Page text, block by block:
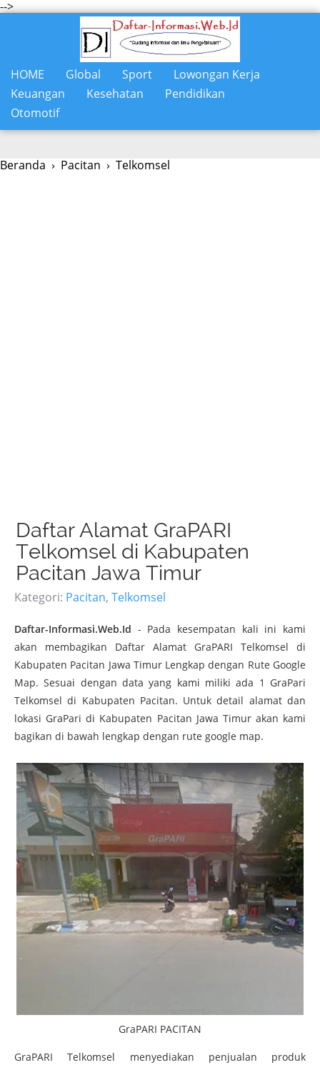
-->
HOME Global Sport
Lowongan Kerja
Keuangan
Kesehatan
Pendidikan
Otomotif
Beranda › Pacitan › Telkomsel
Daftar Alamat GraPARI
Telkomsel di Kabupaten
Pacitan Jawa Timur
Kategori: Pacitan, Telkomsel
Daftar-Informasi.Web.Id - Pada kesempatan kali ini kami
akan membagikan Daftar Alamat GraPARI Telkomsel di
Kabupaten Pacitan Jawa Timur Lengkap dengan Rute Google
Map. Sesuai dengan data yang kami miliki ada 1 GraPari
Telkomseldi Kabupaten Pacitan. Untuk detail alamat dan
lokasi GraParidi Kabupaten Pacitan Jawa Timur akan kami
bagikan di bawah lengkap dengan rute google map.
GraPARI PACITAN
GraPARI Telkomsel menyediakan penjualan produk